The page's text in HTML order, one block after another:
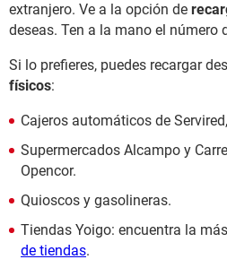
extranjero. Ve a la opción de
deseas. Ten a la mano el número
Si lo prefieres, puedes recargar
físicos:
Cajeros automáticos de
Supermercados Alcampo y
Opencor.
Quioscos y gasolineras.
Tiendas Yoigo: encuentra la
de tiendas.